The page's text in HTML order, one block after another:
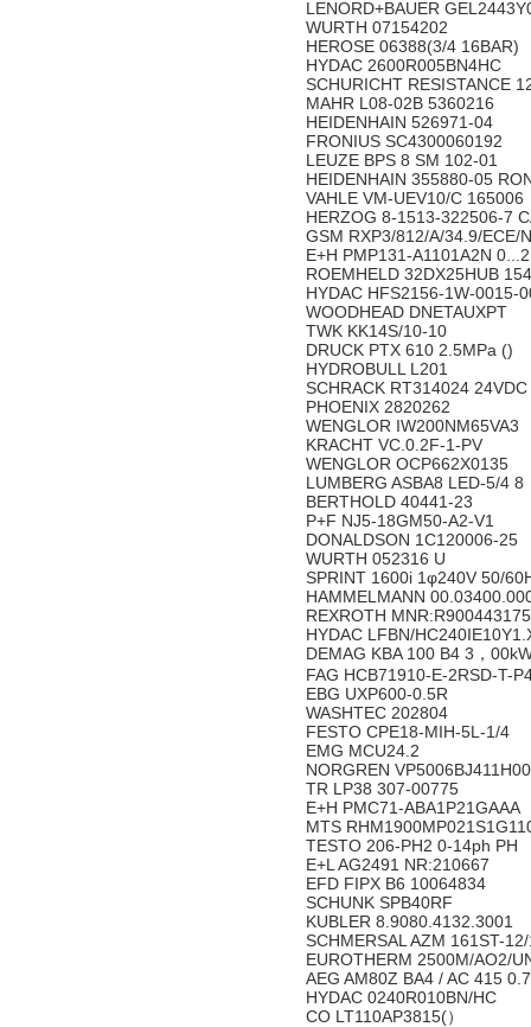
LENORD+BAUER
WURTH 07154202
HEROSE 06388(3/4 16BAR)
HYDAC 2600R005BN4HC
SCHURICHT RESISTANCE
MAHR L08-02B 5360216
HEIDENHAIN 526971-04
FRONIUS SC4300060192
LEUZE BPS 8 SM 102-01
HEIDENHAIN 355880-05
VAHLE VM-UEV10/C 165006
HERZOG 8-1513-322506-7
GSM RXP3/812/A/34.9/ECE/
E+H PMP131-A1101A2N
ROEMHELD 32DX25HUB
HYDAC HFS2156-1W-0015-
WOODHEAD DNETAUXPT
TWK KK14S/10-10
DRUCK PTX 610 2.5MPa ()
HYDROBULL L201
SCHRACK RT314024 24VDC
PHOENIX 2820262
WENGLOR IW200NM65VA3
KRACHT VC.0.2F-1-PV
WENGLOR OCP662X0135
LUMBERG ASBA8 LED-5/4 8
BERTHOLD 40441-23
P+F NJ5-18GM50-A2-V1
DONALDSON 1C120006-25
WURTH 052316 U
SPRINT 1600i 1φ240V 50/
HAMMELMANN
REXROTH MNR:R900443175
HYDAC LFBN/
DEMAG KBA 100 B4 3，
FAG HCB71910-E-2RSD-T-
EBG UXP600-0.5R
WASHTEC 202804
FESTO CPE18-MIH-5L-1/4
EMG MCU24.2
NORGREN VP5006BJ411H00
TR LP38 307-00775
E+H PMC71-ABA1P21GAAA
MTS
TESTO 206-PH2 0-14ph PH
E+L AG2491 NR:210667
EFD FIPX B6 10064834
SCHUNK SPB40RF
KUBLER 8.9080.4132.3001
SCHMERSAL AZM 161ST-
EUROTHERM 2500M/AO2/
AEG AM80Z BA4 / AC 415
HYDAC 0240R010BN/HC
CO LT110AP3815(）